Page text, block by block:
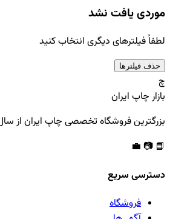
موردی یافت نشد
لطفاً فیلترهای دیگری انتخاب کنید
حذف فیلترها
چ
بازار چاپ ایران
بزرگترین فروشگاه تخصصی چاپ ایران از سال
📘
📷
💼
دسترسی سریع
فروشگاه